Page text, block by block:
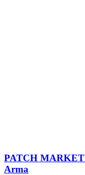
PATCH MARKET
Arma